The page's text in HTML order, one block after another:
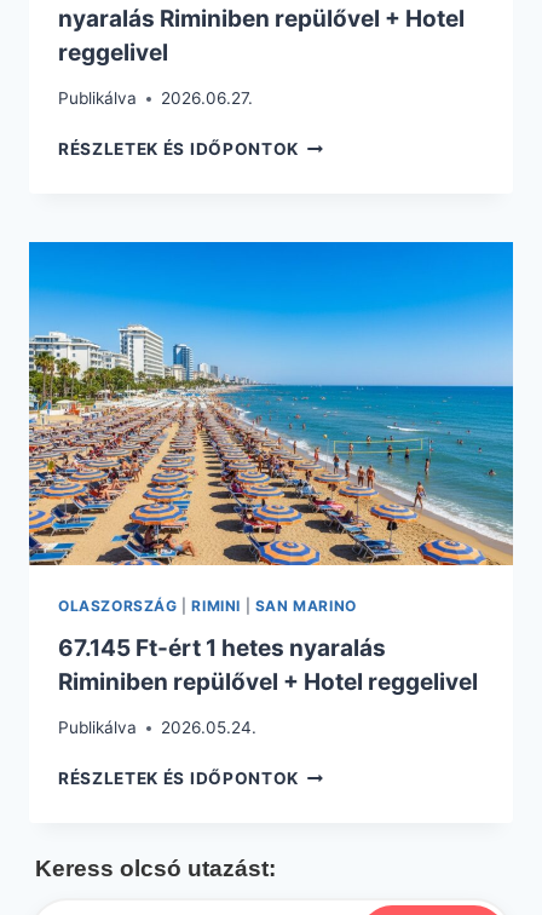
nyaralás Riminiben repülővel + Hotel
reggelivel
Publikálva 2026.06.27.
RÉSZLETEK ÉS IDŐPONTOK 70.335
5
RIMINIBEN
REPÜLŐVEL
HOTEL
REGGELIVEL
OLASZORSZÁG |RIMINI SAN MARINO
67.145 Ft-ért 1 hetes nyaralás
Riminiben repülővel + Hotel reggelivel
Publikálva 2026.05.24.
RÉSZLETEK ÉS IDŐPONTOK 67.145
NYARALÁS
Keress olcsó utazást: